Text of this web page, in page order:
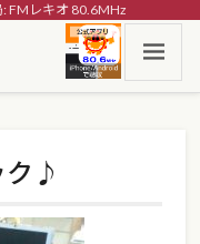
FMレキオ 80.6MHz
ク♪